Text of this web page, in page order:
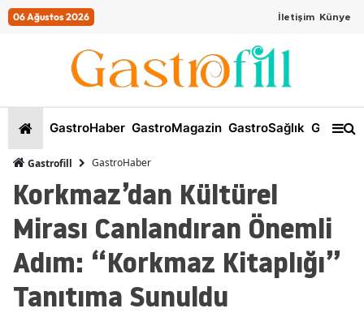
06 Ağustos 2026 İletişim Künye
GastroHaber GastroMagazin GastroSağlık
Gastrofill GastroHaber
Korkmaz’dan Kültürel
Mirası Canlandıran Önemli
Adım: “Korkmaz Kitaplığı”
Tanıtıma Sunuldu